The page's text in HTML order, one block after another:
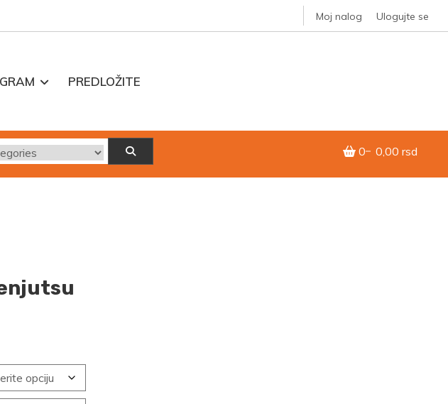
Moj nalog Ulogujte se
PREDLOŽITE
0 0,00 rsd